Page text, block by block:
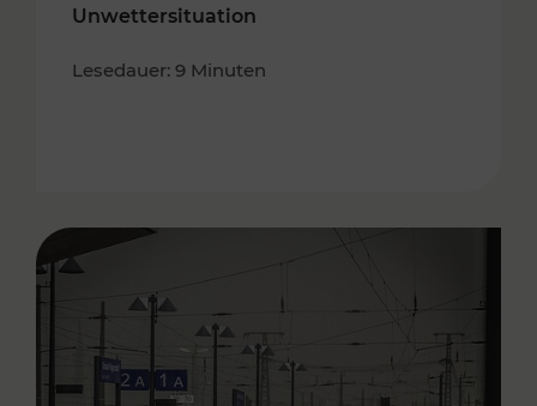
Unwettersituation
Lesedauer: 9 Minuten